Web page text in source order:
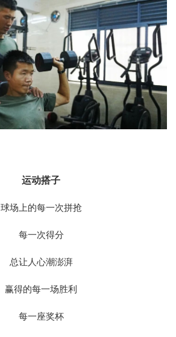
运动搭子
球场上的每一次拼抢
每一次得分
总让人心潮澎湃
赢得的每一场胜利
每一座奖杯